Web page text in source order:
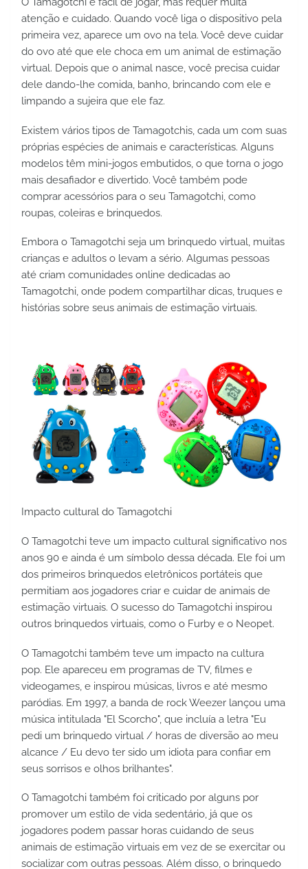
atenção e cuidado. Quando você liga o dispositivo pela
primeira vez, aparece um ovo na tela. Você deve cuidar
do ovo até que ele choca em um animal de estimação
virtual. Depois que o animal nasce, você precisa cuidar
dele dando-lhe comida, banho, brincando com ele e
limpando a sujeira que ele faz.
Existem vários tipos de Tamagotchis, cada um com suas
próprias espécies de animais e características. Alguns
modelos têm mini-jogos embutidos, o que torna o jogo
mais desafiador e divertido. Você também pode
comprar acessórios para o seu Tamagotchi, como
roupas, coleiras e brinquedos.
Embora o Tamagotchi seja um brinquedo virtual, muitas
crianças e adultos o levam a sério. Algumas pessoas
até criam comunidades online dedicadas ao
Tamagotchi, onde podem compartilhar dicas, truques e
histórias sobre seus animais de estimação virtuais.
Impacto cultural do Tamagotchi
O Tamagotchi teve um impacto cultural significativo nos
anos 90 e ainda é um símbolo dessa década. Ele foi um
dos primeiros brinquedos eletrônicos portáteis que
permitiam aos jogadores criar e cuidar de animais de
estimação virtuais. O sucesso do Tamagotchi inspirou
outros brinquedos virtuais, como o Furby e o Neopet.
O Tamagotchi também teve um impacto na cultura
pop. Ele apareceu em programas de TV, filmes e
videogames, e inspirou músicas, livros e até mesmo
paródias. Em 1997, a banda de rock Weezer lançou uma
música intitulada "El Scorcho", que incluía a letra "Eu
pedi um brinquedo virtual / horas de diversão ao meu
alcance / Eu devo ter sido um idiota para confiar em
seus sorrisos e olhos brilhantes".
O Tamagotchi também foi criticado por alguns por
promover um estilo de vida sedentário, já que os
jogadores podem passar horas cuidando de seus
animais de estimação virtuais em vez de se exercitar ou
socializar com outras pessoas. Além disso, o brinquedo